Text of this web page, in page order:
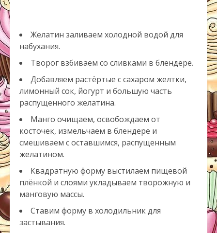
Желатин заливаем холодной водой для
набухания.
Творог взбиваем со сливками в блендере.
Добавляем растёртые с сахаром желтки,
лимонный сок, йогурт и большую часть
распущенного желатина.
Манго очищаем, освобождаем от
косточек, измельчаем в блендере и
смешиваем с оставшимся, распущенным
желатином.
Квадратную форму выстилаем пищевой
плёнкой и слоями укладываем творожную и
манговую массы.
Ставим форму в холодильник для
застывания.